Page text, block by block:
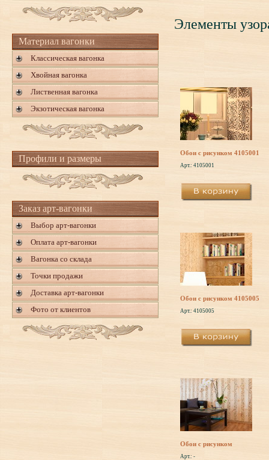
Материал вагонки
Классическая вагонка
Хвойная вагонка
Лиственная вагонка
Экзотическая вагонка
Профили и размеры
Заказ арт-вагонки
Выбор арт-вагонки
Оплата арт-вагонки
Вагонка со склада
Точки продажи
Доставка арт-вагонки
Фото от клиентов
Элементы
Обои с рисунком 4105001
Арт.: 4105001
Обои с рисунком 4105005
Арт.: 4105005
Обои с рисунком
Арт.: -